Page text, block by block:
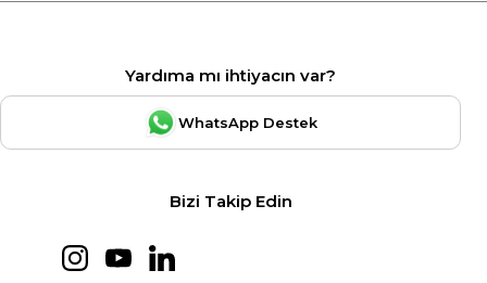
Yardıma mı ihtiyacın var?
WhatsApp Destek
Bizi Takip Edin